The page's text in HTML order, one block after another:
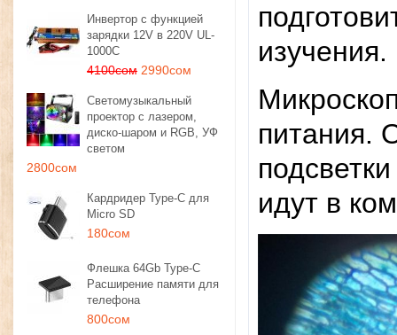
Инвертор с функцией
зарядки 12V в 220V UL-
1000C
4100сом 2990сом
Светомузыкальный
проектор с лазером,
диско-шаром и RGB, УФ
светом
2800сом
Кардридер Type-C для
Micro SD
180сом
Флешка 64Gb Type-C
Расширение памяти для
телефона
800сом
изучения.
питания.
идут в